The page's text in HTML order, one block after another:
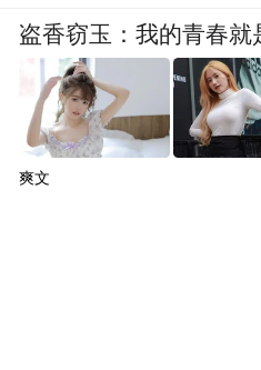
盗香窃玉：我的青春就
爽文